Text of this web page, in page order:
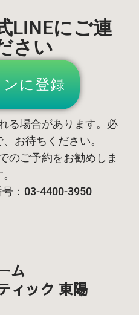
LINEにご連
さい
に登録
る場合があります。必
お待ちください。
のご予約をお勧めしま
：03-4400-3950
ム
ィック 東陽